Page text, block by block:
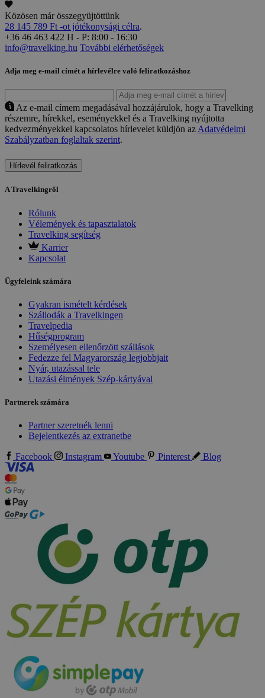
Közösen már összegyüjtöttünk
28 145 789 Ft -ot jótékonysági célra.
+36 46 463 422 H - P: 8:00 - 16:30
info@travelking.hu További elérhetőségek
Adja meg e-mail címét a hírlevélre való feliratkozáshoz
Az e-mail címem megadásával hozzájárulok, hogy a Travelking
részemre, hírekkel, eseményekkel és a Travelking nyújtotta
kedvezményekkel kapcsolatos hírlevelet küldjön az Adatvédelmi
Szabályzatban foglaltak szerint.
Hírlevél feliratkozás
A Travelkingről
Rólunk
Vélemények és tapasztalatok
Travelking segítség
Karrier
Kapcsolat
Ügyfeleink számára
Gyakran ismételt kérdések
Szállodák a Travelkingen
Travelpedia
Hűségprogram
Személyesen ellenőrzött szállások
Fedezze fel Magyarország legjobbjait
Nyár, utazással tele
Utazási élmények Szép-kártyával
Partnerek számára
Partner szeretnék lenni
Bejelentkezés az extranetbe
Facebook Instagram Youtube Pinterest Blog